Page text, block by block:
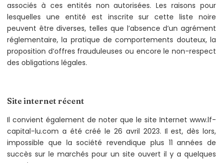
associés à ces entités non autorisées. Les raisons pour
lesquelles une entité est inscrite sur cette liste noire
peuvent être diverses, telles que l’absence d’un agrément
réglementaire, la pratique de comportements douteux, la
proposition d’offres frauduleuses ou encore le non-respect
des obligations légales.
Site internet récent
Il convient également de noter que le site Internet www.lf-
capital-lu.com a été créé le 26 avril 2023. Il est, dès lors,
impossible que la société revendique plus 11 années de
succès sur le marchés pour un site ouvert il y a quelques